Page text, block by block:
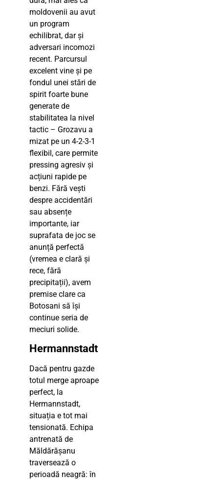
moldovenii au avut
un program
echilibrat, dar și
adversari incomozi
recent. Parcursul
excelent vine și pe
fondul unei stări de
spirit foarte bune
generate de
stabilitatea la nivel
tactic – Grozavu a
mizat pe un 4-2-3-1
flexibil, care permite
pressing agresiv și
acțiuni rapide pe
benzi. Fără vești
despre accidentări
sau absențe
importante, iar
suprafata de joc se
anunță perfectă
(vremea e clară și
rece, fără
precipitații), avem
premise clare ca
Botosani să își
continue seria de
meciuri solide.
Hermannstadt
Dacă pentru gazde
totul merge aproape
perfect, la
Hermannstadt,
situația e tot mai
tensionată. Echipa
antrenată de
Măldărășanu
traversează o
perioadă neagră: în